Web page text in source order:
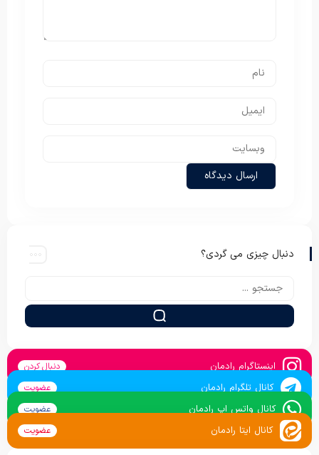
دنبال چیزی می گردی؟
اینستاگرام رادمان دنبال کردن
کانال تلگرام رادمان عضویت
کانال واتس اپ رادمان عضویت
کانال ایتا رادمان عضویت